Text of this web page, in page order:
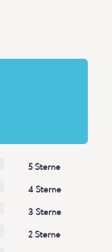
5 Sterne
4 Sterne
3 Sterne
2 Sterne